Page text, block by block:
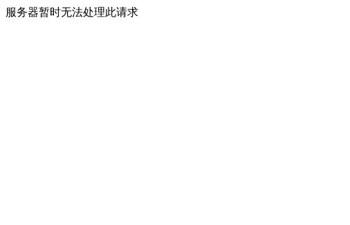
服务器暂时无法处理此请求